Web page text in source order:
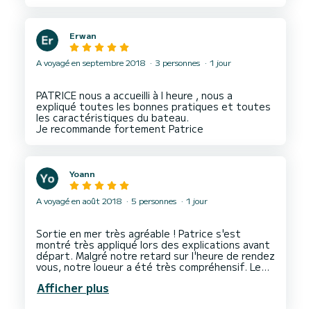
Erwan
A voyagé en septembre 2018 3 personnes 1 jour
PATRICE nous a accueilli à l heure , nous a
expliqué toutes les bonnes pratiques et toutes
les caractéristiques du bateau.
Yoann
A voyagé en août 2018 5 personnes 1 jour
Sortie en mer très agréable ! Patrice s'est
montré très appliqué lors des explications avant
départ. Malgré notre retard sur l'heure de rendez
vous, notre loueur a été très compréhensif. Le
(c'est indiqué mais je ne l'ai pas vu) de sonar mais
Afficher plus